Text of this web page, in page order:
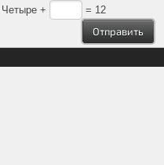
Четыре + = 12